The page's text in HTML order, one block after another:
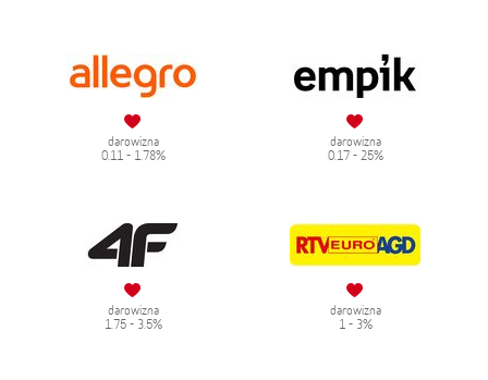
darowizna
0.11 - 1.78%
darowizna
0.17 - 25%
darowizna
1.75 - 3.5%
darowizna
1 - 3%